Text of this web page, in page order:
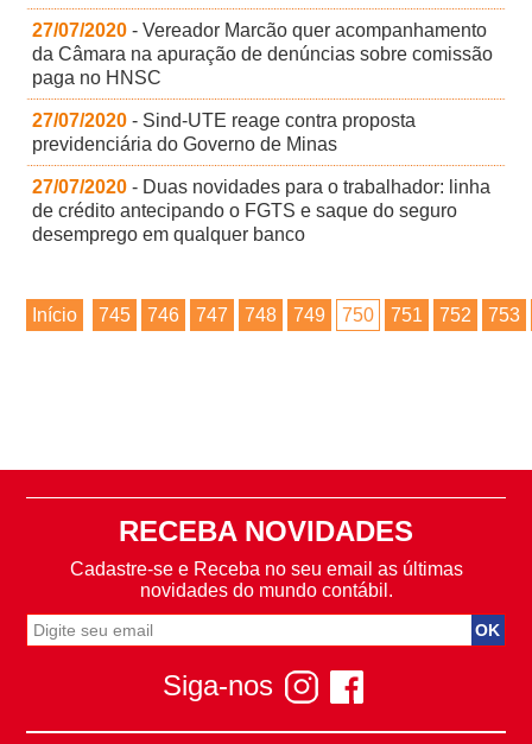
27/07/2020 - Vereador Marcão quer acompanhamento
da Câmara na apuração de denúncias sobre comissão
paga no HNSC
27/07/2020 - Sind-UTE reage contra proposta
previdenciária do Governo de Minas
27/07/2020 - Duas novidades para o trabalhador: linha
de crédito antecipando o FGTS e saque do seguro
desemprego em qualquer banco
Início 745 746 747 748 749 750 751 752 753
RECEBA NOVIDADES
Cadastre-se e Receba no seu email as últimas
novidades do mundo contábil.
Siga-nos